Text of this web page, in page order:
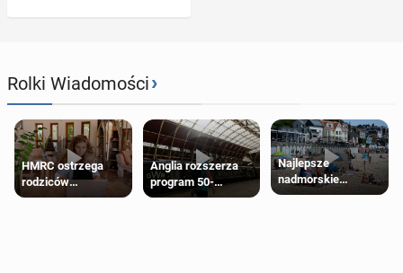
Rolki Wiadomości›
HMRC ostrzega
rodziców
pobierających Child
Anglia rozszerza
program 50-
procentowych
Najlepsze
nadmorskie
miasteczko blisko